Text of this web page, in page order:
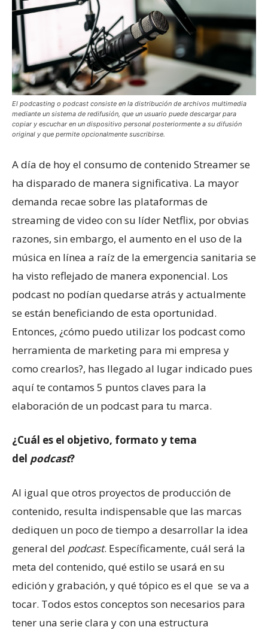
El podcasting o podcast consiste en la distribución de archivos multimedia
mediante un sistema de redifusión, que un usuario puede descargar para
copiar y escuchar en un dispositivo personal posteriormente a su difusión
original y que permite opcionalmente suscribirse.
A día de hoy el consumo de contenido Streamer se
ha disparado de manera significativa. La mayor
demanda recae sobre las plataformas de
streaming de video con su líder Netflix, por obvias
razones, sin embargo, el aumento en el uso de la
música en línea a raíz de la emergencia sanitaria se
ha visto reflejado de manera exponencial. Los
podcast no podían quedarse atrás y actualmente
se están beneficiando de esta oportunidad.
Entonces, ¿cómo puedo utilizar los podcast como
herramienta de marketing para mi empresa y
como crearlos?, has llegado al lugar indicado pues
aquí te contamos 5 puntos claves para la
elaboración de un podcast para tu marca.
¿Cuál es el objetivo, formato y tema
del podcast?
Al igual que otros proyectos de producción de
contenido, resulta indispensable que las marcas
dediquen un poco de tiempo a desarrollar la idea
general del podcast. Específicamente, cuál será la
meta del contenido, qué estilo se usará en su
edición y grabación, y qué tópico es el que se va a
tocar. Todos estos conceptos son necesarios para
tener una serie clara y con una estructura